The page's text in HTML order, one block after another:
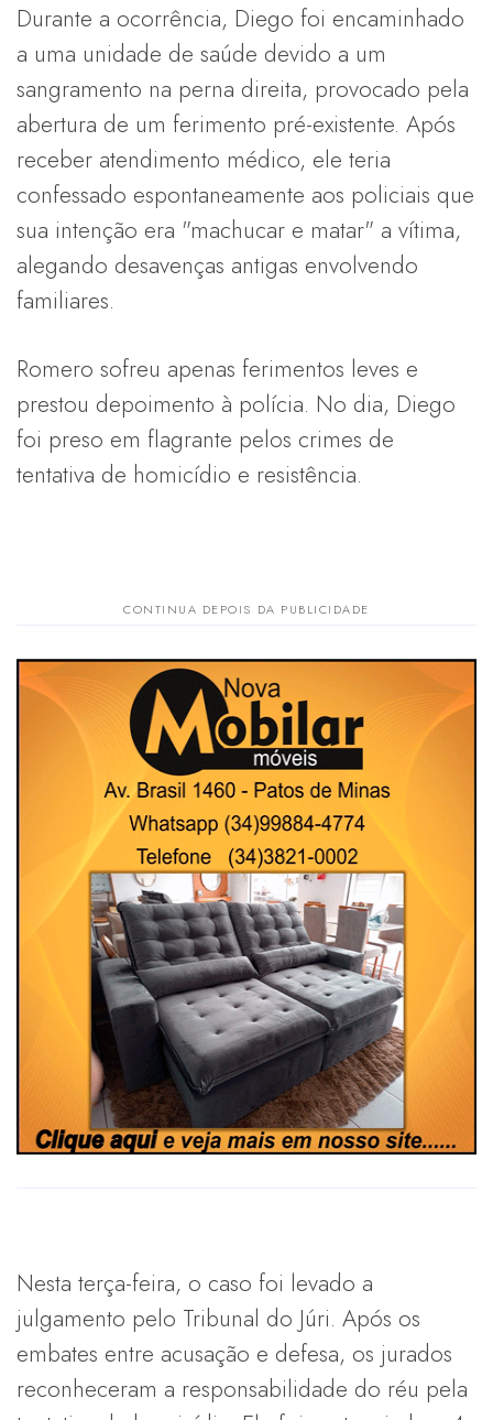
Durante a ocorrência, Diego foi encaminhado
a uma unidade de saúde devido a um
sangramento na perna direita, provocado pela
abertura de um ferimento pré-existente. Após
receber atendimento médico, ele teria
confessado espontaneamente aos policiais que
sua intenção era "machucar e matar" a vítima,
alegando desavenças antigas envolvendo
familiares.
Romero sofreu apenas ferimentos leves e
prestou depoimento à polícia. No dia, Diego
foi preso em flagrante pelos crimes de
tentativa de homicídio e resistência.
Nesta terça-feira, o caso foi levado a
julgamento pelo Tribunal do Júri. Após os
embates entre acusação e defesa, os jurados
reconheceram a responsabilidade do réu pela